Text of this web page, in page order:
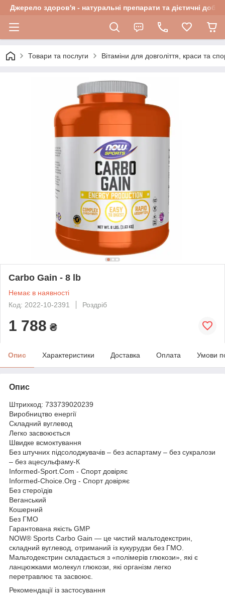
Джерело здоров'я - натуральні препарати та дієтичні
Товари та послуги Вітаміни для довголіття, краси та
Carbo Gain - 8 lb
Немає в наявності
Код: 2022-10-2391
Роздріб
1 788 ₴
Опис Характеристики Доставка Оплата Умови
Опис
Штрихкод: 733739020239
Виробництво енергії
Складний вуглевод
Легко засвоюється
Швидке всмоктування
Без штучних підсолоджувачів – без аспартаму – без сукралози
– без ацесульфаму-К
Informed-Sport.Com - Спорт довіряє
Informed-Choice.Org - Спорт довіряє
Без стероїдів
Веганський
Кошерний
Без ГМО
Гарантована якість GMP
NOW® Sports Carbo Gain — це чистий мальтодекстрин,
складний вуглевод, отриманий із кукурудзи без ГМО.
Мальтодекстрин складається з «полімерів глюкози», які є
ланцюжками молекул глюкози, які організм легко
перетравлює та засвоює.
Рекомендації із застосування